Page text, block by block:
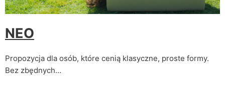
NEO
Propozycja dla osób, które cenią klasyczne, proste formy.
Bez zbędnych…